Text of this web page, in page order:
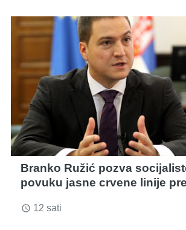
Branko Ružić pozva
povuku jasne crvene linije
access_time 12 sati